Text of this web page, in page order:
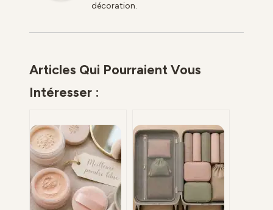
décoration.
Articles Qui Pourraient Vous
Intéresser :